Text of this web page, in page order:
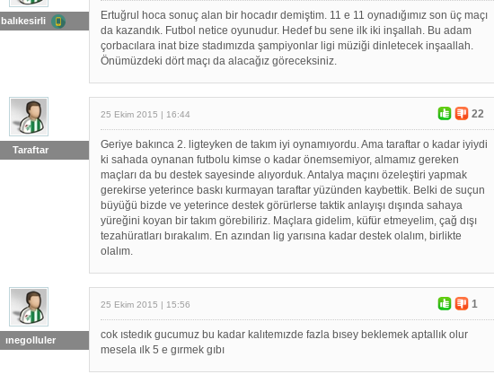
balıkesirli
Ertuğrul hoca sonuç alan bir hocadır demiştim. 11 e 11 oynadığımız son üç maçı
da kazandık. Futbol netice oyunudur. Hedef bu sene ilk iki inşallah. Bu adam
çorbacılara inat bize stadımızda şampiyonlar ligi müziği dinletecek inşaallah.
Önümüzdeki dört maçı da alacağız göreceksiniz.
Taraftar
25 Ekim 2015 | 16:44 22
Geriye bakınca 2. ligteyken de takım iyi oynamıyordu. Ama taraftar o kadar iyiydi
ki sahada oynanan futbolu kimse o kadar önemsemiyor, almamız gereken
maçları da bu destek sayesinde alıyorduk. Antalya maçını özeleştiri yapmak
gerekirse yeterince baskı kurmayan taraftar yüzünden kaybettik. Belki de suçun
büyüğü bizde ve yeterince destek görürlerse taktik anlayışı dışında sahaya
yüreğini koyan bir takım görebiliriz. Maçlara gidelim, küfür etmeyelim, çağ dışı
tezahüratları bırakalım. En azından lig yarısına kadar destek olalım, birlikte
olalım.
ınegolluler
25 Ekim 2015 | 15:56 1
cok ıstedık gucumuz bu kadar kalıtemızde fazla bısey beklemek aptallık olur
mesela ılk 5 e gırmek gıbı